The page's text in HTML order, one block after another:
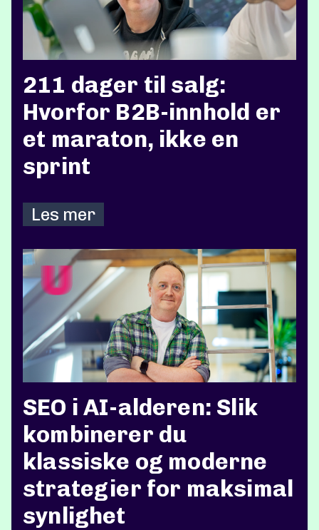
211 dager til salg:
Hvorfor B2B-innhold er
et maraton, ikke en
sprint
Les mer
SEO i AI-alderen: Slik
kombinerer du
klassiske og moderne
strategier for maksimal
synlighet